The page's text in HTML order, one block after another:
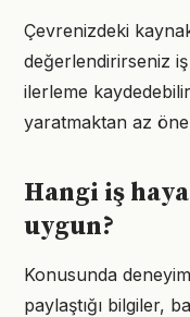
Çevrenizdeki
değerlendirirseniz iş
ilerleme
yaratmaktan az
Hangi iş
uygun?
Konusunda
paylaştığı bilgiler,